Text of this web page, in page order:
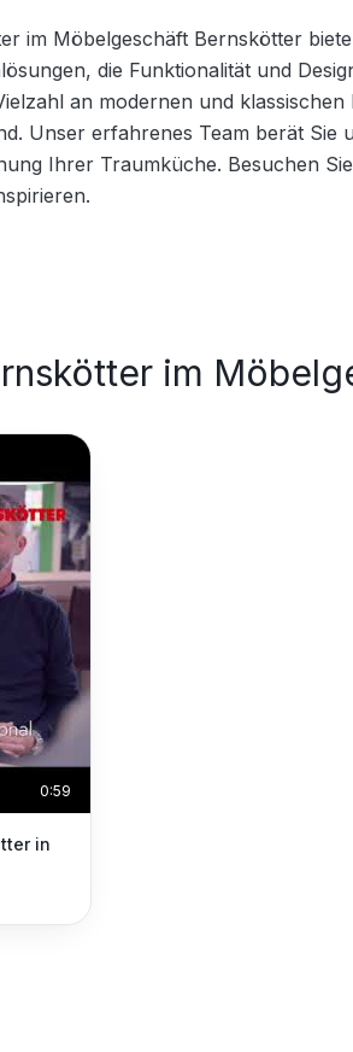
im Möbelgeschäft Bernskötter
die Funktionalität und
an modernen und
Unser erfahrenes Team berät Sie
Ihrer Traumküche. Besuchen
im
0:59
in